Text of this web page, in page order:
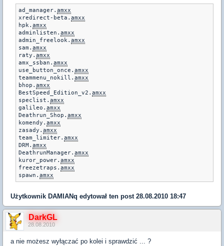
ad_manager. amxx
xredirect-beta. amxx
hpk. amxx
adminlisten. amxx
admin_freelook. amxx
sam. amxx
raty. amxx
amx_ssban. amxx
use_button_once. amxx
teammenu_nokill. amxx
bhop. amxx
BestSpeed_Edition_v2. amxx
speclist. amxx
galileo. amxx
Deathrun_Shop. amxx
komendy. amxx
zasady. amxx
team_limiter. amxx
DRM. amxx
DeathrunManager. amxx
kuror_power. amxx
freezetraps. amxx
spawn. amxx
Użytkownik DAMIANq edytował ten post 28.08.2010 18:47
DarkGL
28.08.2010
a nie możesz wyłączać po kolei i sprawdzić ... ?